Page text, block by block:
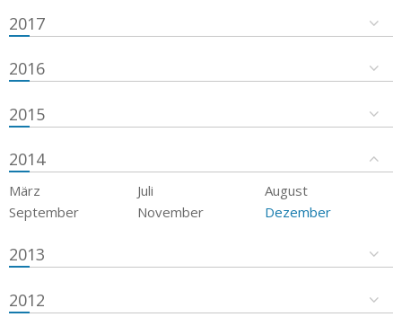
2017
2016
2015
2014
März Juli
August
September
November Dezember
2013
2012